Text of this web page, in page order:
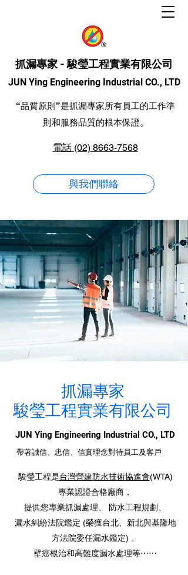
抓漏專家 - 駿瑩工程實業有限公司
JUN Ying Engineering Industrial CO., LTD
“品質原則”是抓漏專家所有員工的工作準
則和服務品質的根本保證。
電話 (02) 8663-7568
與我們聯絡
抓漏專家
駿瑩工程實業有限公司
JUN Ying Engineering Industrial CO., LTD
帶著誠信、忠信、信實理念對待員工及客戶
駿瑩工程是台灣營建防水技術協進會(WTA)
專業認證合格廠商，
提供您專業抓漏處理、 防水工程規劃、
漏水糾紛法院鑑定 (榮獲台北、新北與基隆地
方法院委任漏水鑑定) 、
壁癌根治和高難度漏水處理等⋯⋯